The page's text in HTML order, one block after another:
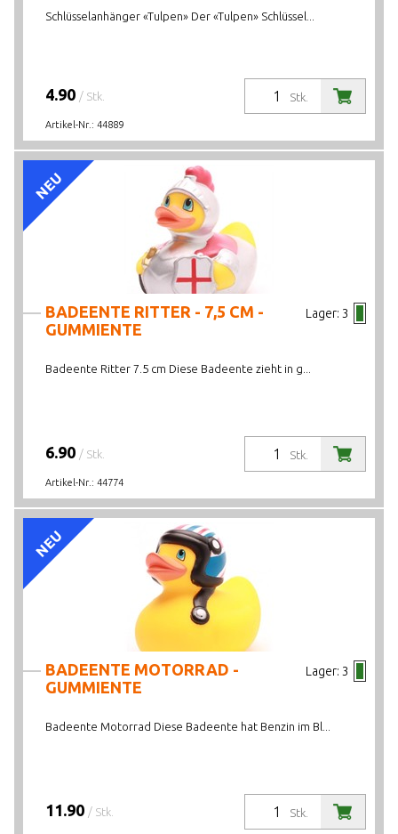
Schlüsselanhänger «Tulpen» Der «Tulpen» Schlüssel...
Stk.
4.90 / Stk.
Artikel-Nr.: 44889
NEU
Lager: 3
BADEENTE RITTER - 7,5 CM -
GUMMIENTE
Badeente Ritter 7.5 cm Diese Badeente zieht in g...
Stk.
6.90 / Stk.
Artikel-Nr.: 44774
NEU
Lager: 3
BADEENTE MOTORRAD -
GUMMIENTE
Badeente Motorrad Diese Badeente hat Benzin im Bl...
Stk.
11.90 / Stk.